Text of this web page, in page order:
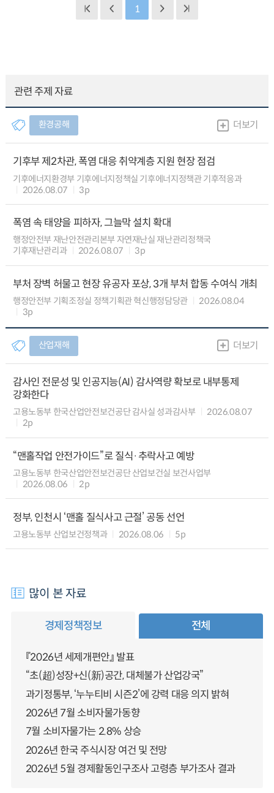
1
관련 주제 자료
환경공해 더보기
기후부 제2차관, 폭염 대응 취약계층 지원 현장 점검
기후에너지환경부 기후에너지정책실 기후에너지정책관 기후적응과
2026.08.07
3p
폭염 속 태양을 피하자, 그늘막 설치 확대
행정안전부 재난안전관리본부 자연재난실 재난관리정책국
기후재난관리과
2026.08.07 3p
부처 장벽 허물고 현장 유공자 포상, 3개 부처 합동 수여식 개최
행정안전부 기획조정실 정책기획관 혁신행정담당관
2026.08.04
3p
산업재해 더보기
감사인 전문성 및 인공지능(AI) 감사역량 확보로 내부통제
강화한다
고용노동부 한국산업안전보건공단 감사실 성과감사부
2026.08.07
2p
“맨홀작업 안전가이드”로 질식·추락사고 예방
고용노동부 한국산업안전보건공단 산업보건실 보건사업부
2026.08.06
2p
정부, 인천시 ‘맨홀 질식사고 근절’ 공동 선언
고용노동부 산업보건정책과 2026.08.06 5p
많이 본 자료
경제정책정보 전체
『2026년 세제개편안』 발표
“초(超)성장+신(新)공간, 대체불가 산업강국”
과기정통부, ‘누누티비 시즌2’에 강력 대응 의지 밝혀
2026년 7월 소비자물가동향
7월 소비자물가는 2.8% 상승
2026년 한국 주식시장 여건 및 전망
2026년 5월 경제활동인구조사 고령층 부가조사 결과